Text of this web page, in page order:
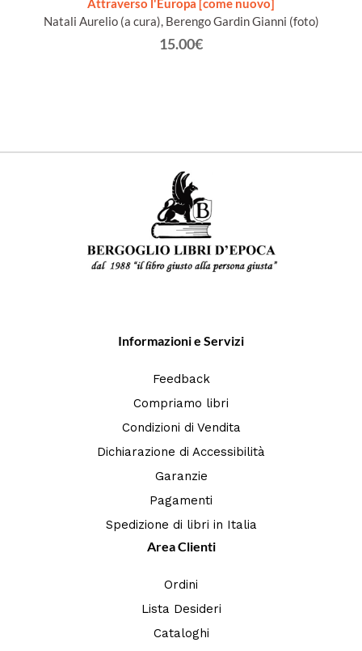
Attraverso l'Europa [come nuovo]
Natali Aurelio (a cura), Berengo Gardin Gianni (foto)
15.00€
Informazioni e Servizi
Feedback
Compriamo libri
Condizioni di Vendita
Dichiarazione di Accessibilità
Garanzie
Pagamenti
Spedizione di libri in Italia
Area Clienti
Ordini
Lista Desideri
Cataloghi